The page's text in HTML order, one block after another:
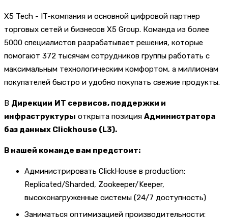
X5 Tech - IT-компания и основной цифровой партнер
торговых сетей и бизнесов X5 Group. Команда из более
5000 специалистов разрабатывает решения, которые
помогают 372 тысячам сотрудников группы работать с
максимальным технологическим комфортом, а миллионам
покупателей быстро и удобно покупать свежие продукты.
В Дирекции ИТ сервисов, поддержки и
инфраструктуры открыта позиция Администратора
баз данных Clickhouse (L3).
В нашей команде вам предстоит:
Администрировать ClickHouse в production:
Replicated/Sharded, Zookeeper/Keeper,
высоконагруженные системы (24/7 доступность)
Заниматься оптимизацией производительности: